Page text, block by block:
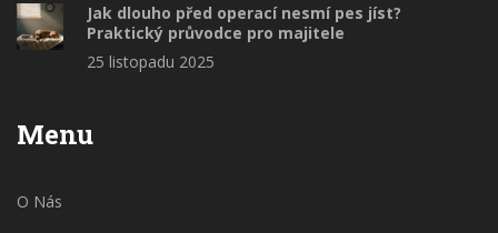
Jak dlouho před operací nesmí pes jíst?
Praktický průvodce pro majitele
25 listopadu 2025
Menu
O Nás